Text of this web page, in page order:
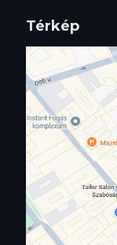
Térkép